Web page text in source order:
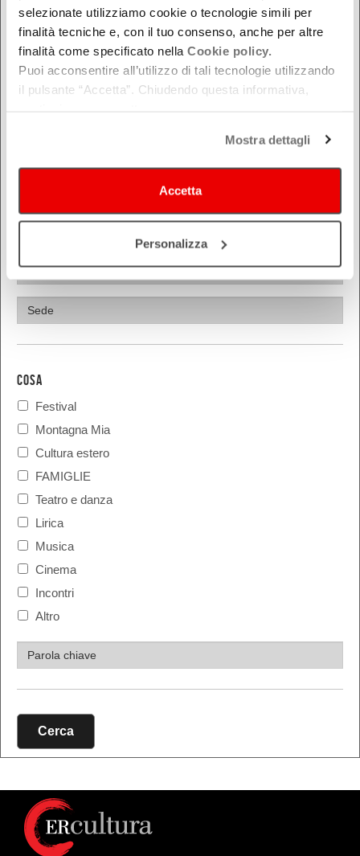
selezionate utilizziamo cookie o tecnologie simili per
finalità tecniche e, con il tuo consenso, anche per altre
finalità come specificato nella Cookie policy.
Puoi acconsentire all’utilizzo di tali tecnologie utilizzando
il pulsante “Accetta”. Chiudendo questa informativa,
Mostra dettagli
Accetta
Personalizza
DOVE
Bologna
Ferrara
Forlì-Cesena
Piacenza
Reggio Emilia
COSA
Festival
Montagna Mia
Cultura estero
FAMIGLIE
Teatro e danza
Lirica
Musica
Cinema
Incontri
Altro
Cerca